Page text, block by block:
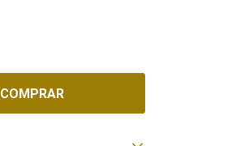
COMPRAR